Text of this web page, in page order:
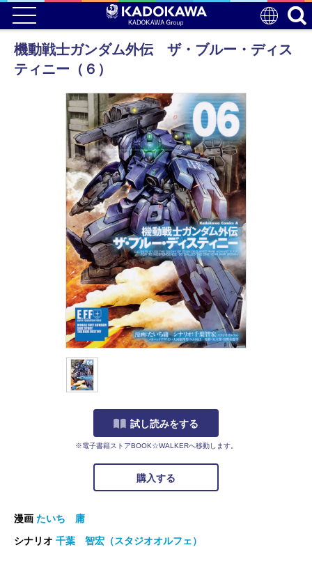
機動戦士ガンダム外伝 ザ・ブルー・ディス
ティニー（６）
試し読みをする
※電子書籍ストアBOOK☆WALKERへ移動します。
購入する
漫画 たいち 庸
シナリオ 千葉 智宏（スタジオオルフェ）